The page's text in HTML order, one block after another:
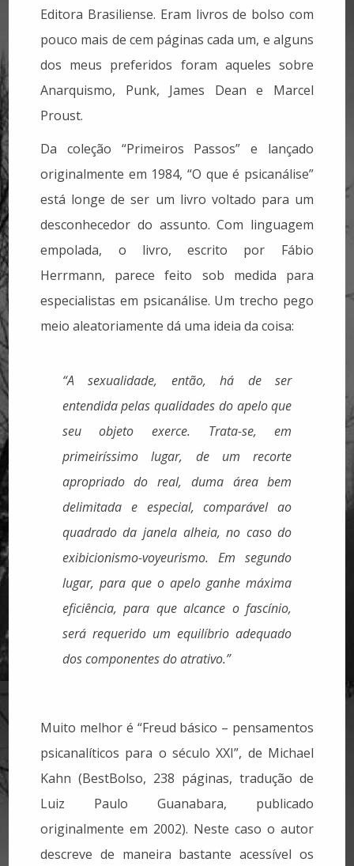
Editora Brasiliense. Eram livros de bolso com
pouco mais de cem páginas cada um, e alguns
dos meus preferidos foram aqueles sobre
Anarquismo, Punk, James Dean e Marcel
Proust.
Da coleção “Primeiros Passos” e lançado
originalmente em 1984, “O que é psicanálise”
está longe de ser um livro voltado para um
desconhecedor do assunto. Com linguagem
empolada, o livro, escrito por Fábio
Herrmann, parece feito sob medida para
especialistas em psicanálise. Um trecho pego
meio aleatoriamente dá uma ideia da coisa:
“A sexualidade, então, há de ser
entendida pelas qualidades do apelo que
seu objeto exerce. Trata-se, em
primeiríssimo lugar, de um recorte
apropriado do real, duma área bem
delimitada e especial, comparável ao
quadrado da janela alheia, no caso do
exibicionismo-voyeurismo. Em segundo
lugar, para que o apelo ganhe máxima
eficiência, para que alcance o fascínio,
será requerido um equilíbrio adequado
dos componentes do atrativo.”
Muito melhor é “Freud básico – pensamentos
psicanalíticos para o século XXI”, de Michael
Kahn (BestBolso, 238 páginas, tradução de
Luiz Paulo Guanabara, publicado
originalmente em 2002). Neste caso o autor
descreve de maneira bastante acessível os